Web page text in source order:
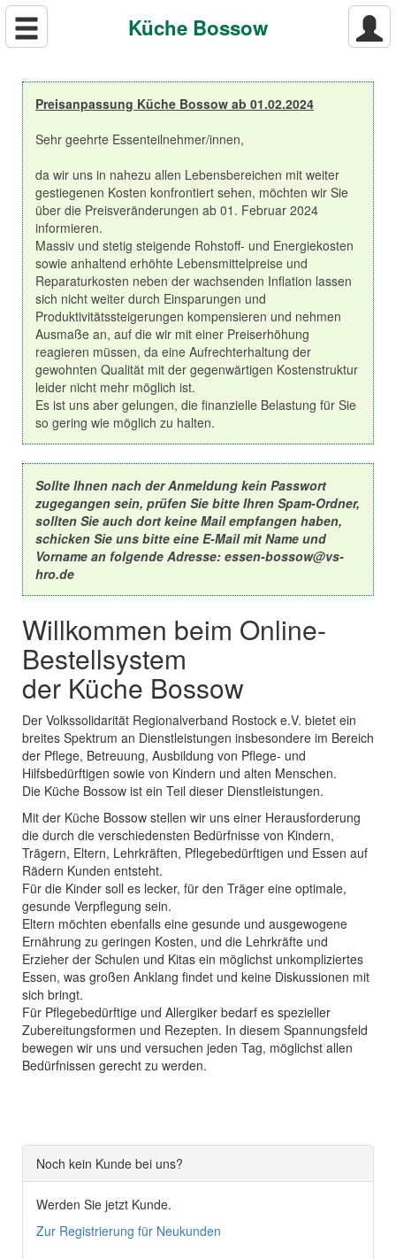
Küche Bossow
Preisanpassung Küche Bossow ab 01.02.2024
Sehr geehrte Essenteilnehmer/innen,
da wir uns in nahezu allen Lebensbereichen mit weiter
gestiegenen Kosten konfrontiert sehen, möchten wir Sie
über die Preisveränderungen ab 01. Februar 2024
informieren.
Massiv und stetig steigende Rohstoff- und Energiekosten
sowie anhaltend erhöhte Lebensmittelpreise und
Reparaturkosten neben der wachsenden Inflation lassen
sich nicht weiter durch Einsparungen und
Produktivitätssteigerungen kompensieren und nehmen
Ausmaße an, auf die wir mit einer Preiserhöhung
reagieren müssen, da eine Aufrechterhaltung der
gewohnten Qualität mit der gegenwärtigen Kostenstruktur
leider nicht mehr möglich ist.
Es ist uns aber gelungen, die finanzielle Belastung für Sie
so gering wie möglich zu halten.
Sollte Ihnen nach der Anmeldung kein Passwort
zugegangen sein, prüfen Sie bitte Ihren Spam-Ordner,
sollten Sie auch dort keine Mail empfangen haben,
schicken Sie uns bitte eine E-Mail mit Name und
Vorname an folgende Adresse: essen-bossow@vs-
hro.de
Willkommen beim Online-
Bestellsystem
der Küche Bossow
Der Volkssolidarität Regionalverband Rostock e.V. bietet ein
breites Spektrum an Dienstleistungen insbesondere im Bereich
der Pflege, Betreuung, Ausbildung von Pflege- und
Hilfsbedürftigen sowie von Kindern und alten Menschen.
Die Küche Bossow ist ein Teil dieser Dienstleistungen.
Mit der Küche Bossow stellen wir uns einer Herausforderung
die durch die verschiedensten Bedürfnisse von Kindern,
Trägern, Eltern, Lehrkräften, Pflegebedürftigen und Essen auf
Rädern Kunden entsteht.
Für die Kinder soll es lecker, für den Träger eine optimale,
gesunde Verpflegung sein.
Eltern möchten ebenfalls eine gesunde und ausgewogene
Ernährung zu geringen Kosten, und die Lehrkräfte und
Erzieher der Schulen und Kitas ein möglichst unkompliziertes
Essen, was großen Anklang findet und keine Diskussionen mit
sich bringt.
Für Pflegebedürftige und Allergiker bedarf es spezieller
Zubereitungsformen und Rezepten. In diesem Spannungsfeld
bewegen wir uns und versuchen jeden Tag, möglichst allen
Bedürfnissen gerecht zu werden.
Noch kein Kunde bei uns?
Werden Sie jetzt Kunde.
Zur Registrierung für Neukunden